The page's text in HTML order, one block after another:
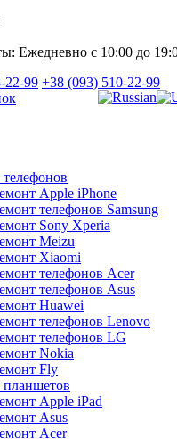
Ежедневно с 10:00 до
22-99 +38 (093) 510-22-99
Apple iPhone
телефонов Samsung
Sony Xperia
Meizu
Xiaomi
телефонов Acer
телефонов Asus
Huawei
телефонов Lenovo
телефонов LG
Nokia
Fly
Apple iPad
Asus
Acer